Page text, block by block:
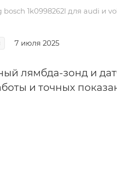
1k0998262l для audi и
7 июля 2025
лямбда-зонд и
и точных